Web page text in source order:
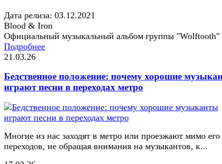
Дата релиза: 03.12.2021
Blood & Iron
Официальный музыкальный альбом группы "Wolftooth"
Подробнее
21.03.26
Бедственное положение: почему хорошие
играют песни в переходах метро
Многие из нас заходят в метро или проезжают мимо его
переходов, не обращая внимания на музыкантов, к...